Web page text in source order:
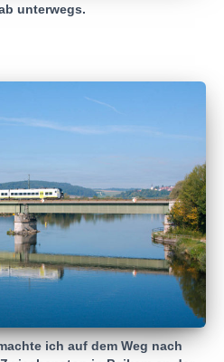
unterwegs.
ich auf dem Weg nach